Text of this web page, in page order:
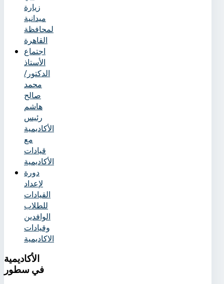
زيارة
ميدانية
لمحافظة
القاهرة
اجتماع
الأستاذ
الدكتور/
محمد
صالح
هاشم
رئيس
الأكاديمية
مع
قيادات
الأكاديمية
دورة
لإعداد
القيادات
للطلاب
الوافدين
وقيادات
الاكاديمية
الأكاديمية
في سطور